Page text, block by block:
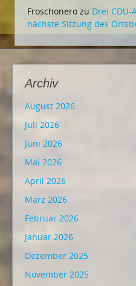
Froschonero zu Drei
nächste Sitzung des
Archiv
August 2026
Juli 2026
Juni 2026
Mai 2026
April 2026
März 2026
Februar 2026
Januar 2026
Dezember 2025
November 2025